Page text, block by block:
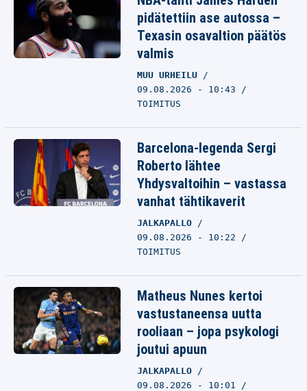
pidätettiin ase autossa –
Texasin osavaltion päätös
valmis
MUU URHEILU
09.08.2026 - 10:43
TOIMITUS
Barcelona-legenda Sergi
Roberto lähtee
Yhdysvaltoihin – vastassa
vanhat tähtikaverit
JALKAPALLO
09.08.2026 - 10:22
TOIMITUS
Matheus Nunes kertoi
vastustaneensa uutta
rooliaan – jopa psykologi
joutui apuun
JALKAPALLO
09.08.2026 - 10:01